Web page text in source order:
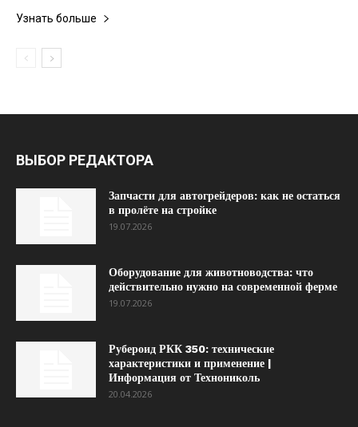
Узнать больше
ВЫБОР РЕДАКТОРА
Запчасти для автогрейдеров: как не остаться
в пролёте на стройке
19.07.2026
Оборудование для животноводства: что
действительно нужно на современной ферме
19.07.2026
Рубероид РКК 350: технические
характеристики и применение |
Информация от Технониколь
20.04.2026